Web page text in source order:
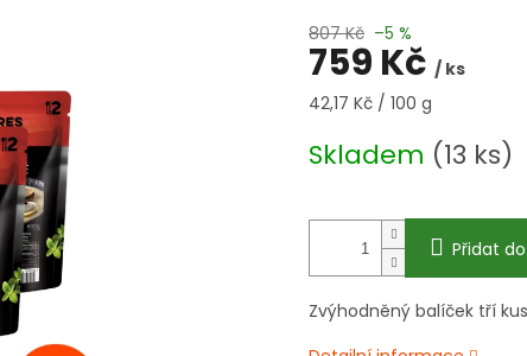
807 Kč –5 %
759 Kč / ks
Měrná
42,17 Kč / 100 g
Skladem (13 ks)
Přidat
Zvýhodněný balíček tří